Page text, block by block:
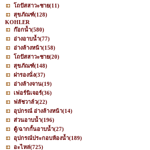
โถปัสสาวะชาย(11)
สุขภัณฑ์(128)
KOHLER
ก๊อกน้ำ(580)
อ่างอาบน้ำ(77)
อ่างล้างหน้า(158)
โถปัสสาวะชาย(20)
สุขภัณฑ์(148)
ฝารองนั่ง(37)
อ่างล้างจาน(19)
เฟอร์นิเจอร์(36)
ฟลัชวาล์ว(22)
อุปกรณ์ อ่างล้างหน้า(14)
ส่วนอาบน้ำ(196)
ตู้/ฉากกั้นอาบน้ำ(27)
อุปกรณ์ประกอบห้องน้ำ(189)
อะไหล่(725)